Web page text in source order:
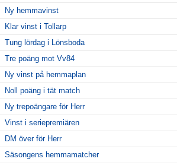
Ny hemmavinst
Klar vinst i Tollarp
Tung lördag i Lönsboda
Tre poäng mot Vv84
Ny vinst på hemmaplan
Noll poäng i tät match
Ny trepoängare för Herr
Vinst i seriepremiären
DM över för Herr
Säsongens hemmamatcher